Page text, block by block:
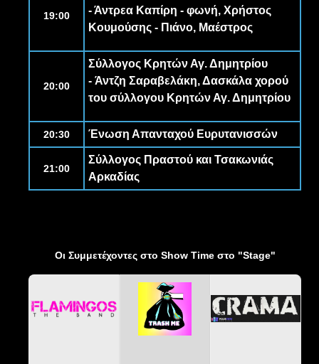
19:00
-Άντρεα Καπίρη - φωνή, Χρήστος
Κουμούσης - Πιάνο, Μαέστρος
20:00
Σύλλογος Κρητών Αγ. Δημητρίου
- Άντζη Σαραβελάκη, Δασκάλα χορού
του σύλλογου Κρητών Αγ. Δημητρίου
20:30 Ένωση Απανταχού Ευρυτανισσών
21:00
Σύλλογος Πραστού και Τσακωνιάς
Αρκαδίας
Οι Συμμετέχοντες στο Show Time στο "Stage"